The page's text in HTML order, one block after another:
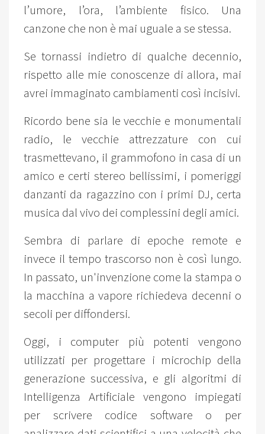
l’umore, l’ora, l’ambiente fisico. Una
canzone che non è mai uguale a se stessa.
Se tornassi indietro di qualche decennio,
rispetto alle mie conoscenze di allora, mai
avrei immaginato cambiamenti così incisivi.
Ricordo bene sia le vecchie e monumentali
radio, le vecchie attrezzature con cui
trasmettevano, il grammofono in casa di un
amico e certi stereo bellissimi, i pomeriggi
danzanti da ragazzino con i primi DJ, certa
musica dal vivo dei complessini degli amici.
Sembra di parlare di epoche remote e
invece il tempo trascorso non è così lungo.
In passato, un'invenzione come la stampa o
la macchina a vapore richiedeva decenni o
secoli per diffondersi.
Oggi, i computer più potenti vengono
utilizzati per progettare i microchip della
generazione successiva, e gli algoritmi di
Intelligenza Artificiale vengono impiegati
per scrivere codice software o per